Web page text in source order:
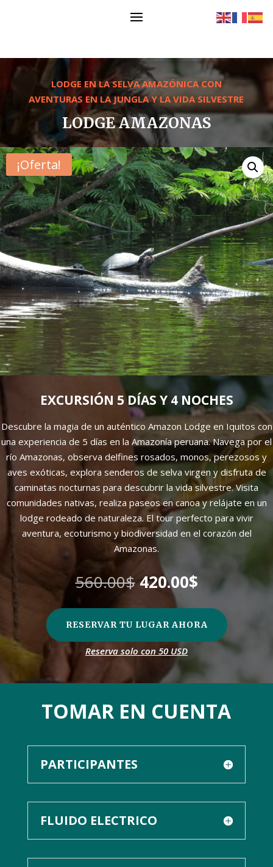
LODGE EN LA SELVA AMAZÓNICA CON
AVENTURAS EN LA JUNGLA Y LA VIDA SILVESTRE
LODGE AMAZONAS
¡Oferta!
EXCURSIÓN 5 DÍAS Y 4 NOCHES
Descubre la magia de un auténtico Amazon Lodge en Iquitos con
una experiencia de 5 días en la Amazonía peruana. Navega por el
río Amazonas, observa delfines rosados, monos, perezosos y
aves exóticas, explora senderos de selva virgen y disfruta de
caminatas nocturnas para descubrir la vida silvestre. Visita
comunidades nativas, realiza paseos en canoa y relájate en un
lodge rodeado de naturaleza. El tour perfecto para vivir
aventura, ecoturismo y biodiversidad en el corazón del
Amazonas.
560.00$El
precio
original
era:
560.00$.
420.00$El
precio
actual
es:
420.00$.
RESERVAR TU LUGAR AHORA
Reserva solo con 50 USD
TOMAR EN CUENTA
PARTICIPANTES
FLUIDO ELECTRICO